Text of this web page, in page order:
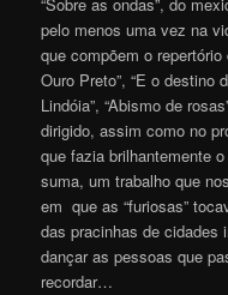
pelo menos uma vez na
que compõem o
Ouro Preto”, “E o destino
Lindóia”, “Abismo de
dirigido, assim como no
que fazia brilhantemente
suma, um trabalho que
em que as “furiosas”
das pracinhas de cidades
dançar as pessoas que
recordar…